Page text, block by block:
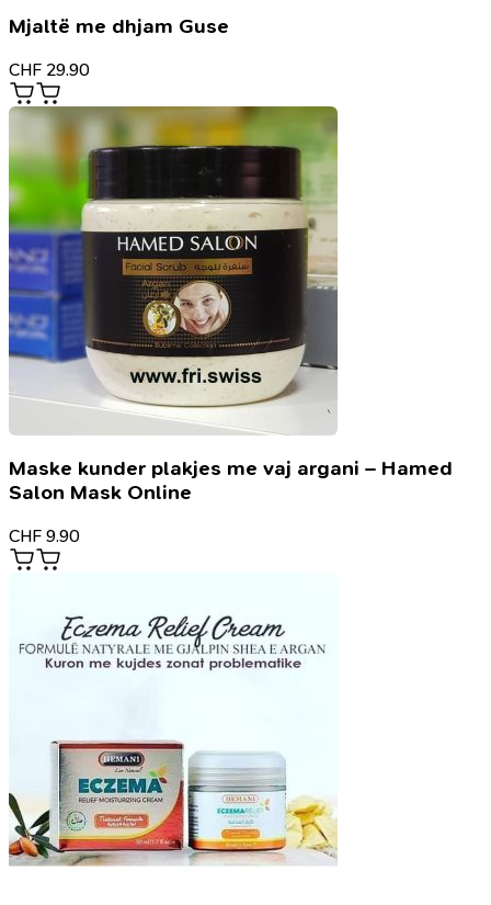
Mjaltë me dhjam Guse
CHF 29.90
Maske kunder plakjes me vaj argani – Hamed
Salon Mask Online
CHF 9.90